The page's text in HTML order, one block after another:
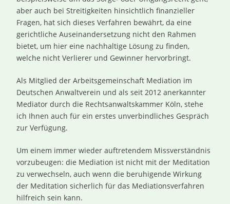
aber auch bei Streitigkeiten hinsichtlich finanzieller
Fragen, hat sich dieses Verfahren bewährt, da eine
gerichtliche Auseinandersetzung nicht den Rahmen
bietet, um hier eine nachhaltige Lösung zu finden,
welche nicht Verlierer und Gewinner hervorbringt.
Als Mitglied der Arbeitsgemeinschaft Mediation im
Deutschen Anwaltverein und als seit 2012 anerkannter
Mediator durch die Rechtsanwaltskammer Köln, stehe
ich Ihnen auch für ein erstes unverbindliches Gespräch
zur Verfügung.
Um einem immer wieder auftretendem Missverständnis
vorzubeugen: die Mediation ist nicht mit der Meditation
zu verwechseln, auch wenn die beruhigende Wirkung
der Meditation sicherlich für das Mediationsverfahren
hilfreich sein kann.